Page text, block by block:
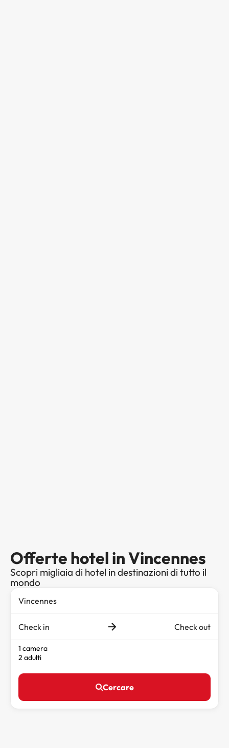
Offerte hotel in Vincennes
Scopri migliaia di hotel in destinazioni di tutto il
mondo
Check in Check out
1 camera
2 adulti
Cercare